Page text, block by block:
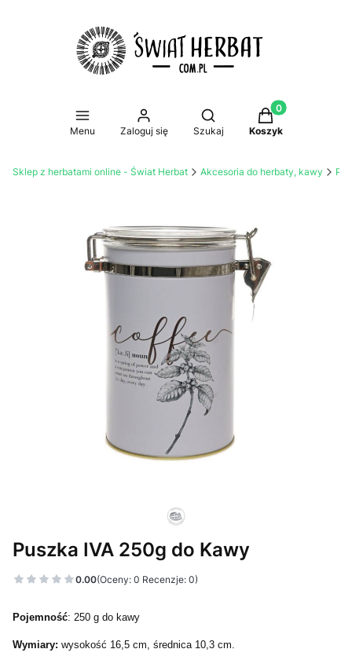
Menu Zaloguj się
Otwórz wyszukiwarkę
Szukaj
Produkty w
Koszyk
Sklep z herbatami online - Świat Herbat Akcesoria do herbaty, kawy
Puszka IVA 250g do Kawy
0.00(Oceny: 0 Recenzje: 0)
Pojemność: 250 g do kawy
Wymiary: wysokość 16,5 cm, średnica 10,3 cm.